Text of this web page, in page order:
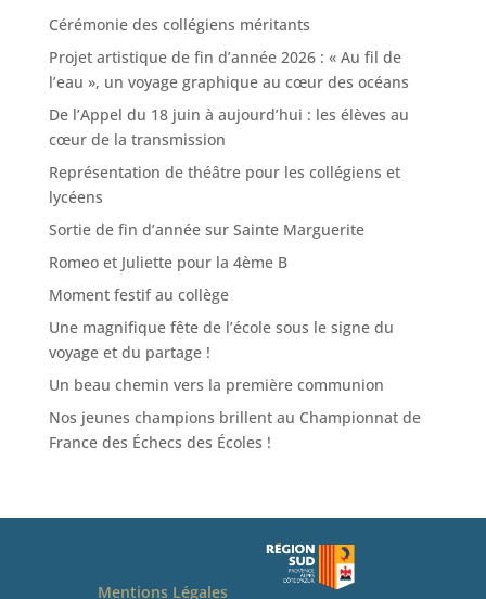
Cérémonie des collégiens méritants
Projet artistique de fin d’année 2026 : « Au fil de
l’eau », un voyage graphique au cœur des océans
De l’Appel du 18 juin à aujourd’hui : les élèves au
cœur de la transmission
Représentation de théâtre pour les collégiens et
lycéens
Sortie de fin d’année sur Sainte Marguerite
Romeo et Juliette pour la 4ème B
Moment festif au collège
Une magnifique fête de l’école sous le signe du
voyage et du partage !
Un beau chemin vers la première communion
Nos jeunes champions brillent au Championnat de
France des Échecs des Écoles !
Mentions Légales